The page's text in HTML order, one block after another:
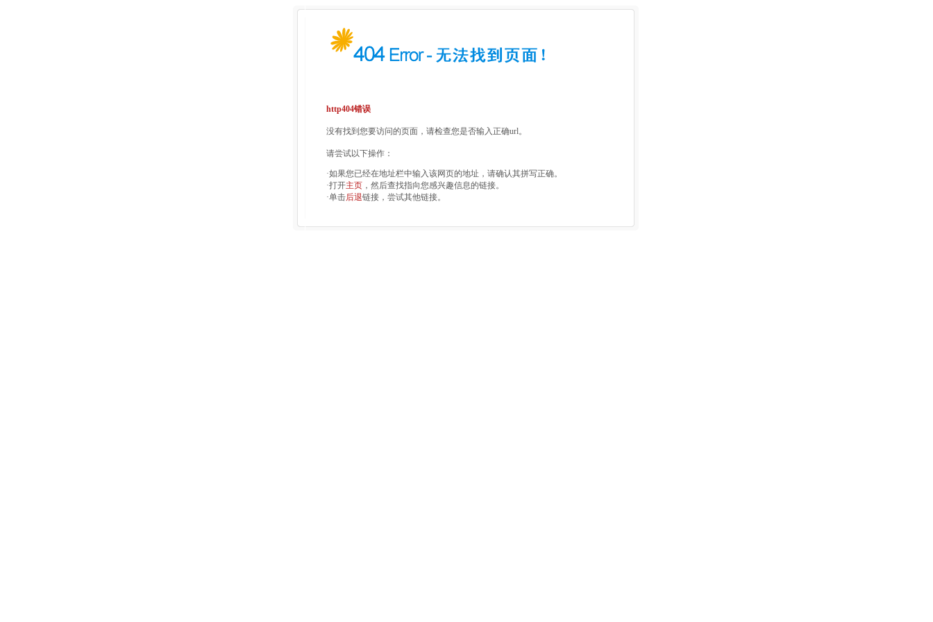
http404错误
没有找到您要访问的页面，请检查您是否输入正确url。
请尝试以下操作：
·如果您已经在地址栏中输入该网页的地址，请确认其拼写正确。
·打开主页 ，然后查找指向您感兴趣信息的链接。
·单击后退链接，尝试其他链接。